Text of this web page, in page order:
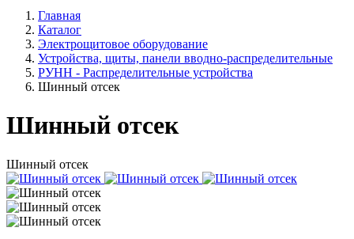
Главная
Каталог
Электрощитовое оборудование
Устройства, щиты, панели вводно-распределительные
РУНН - Распределительные устройства
Шинный отсек
Шинный отсек
Шинный отсек